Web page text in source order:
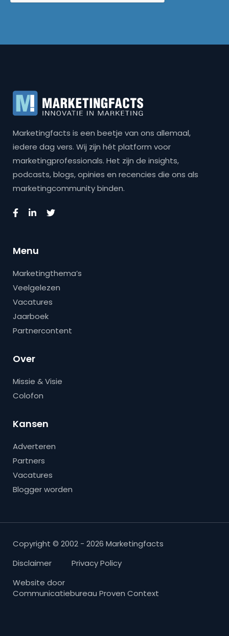
Marketingfacts is een beetje van ons allemaal,
iedere dag vers. Wij zijn hét platform voor
marketingprofessionals. Het zijn de insights,
podcasts, blogs, opinies en recencies die ons als
marketingcommunity binden.
Menu
Marketingthema’s
Veelgelezen
Vacatures
Jaarboek
Partnercontent
Over
Missie & Visie
Colofon
Kansen
Adverteren
Partners
Vacatures
Blogger worden
Copyright © 2002 - 2026 Marketingfacts
Disclaimer
Privacy Policy
Website door
Communicatiebureau Proven Context